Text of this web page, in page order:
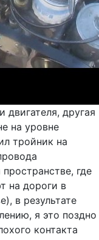
двигателя, другая
на уровне
тройник на
где
на дороги в
в результате
я это поздно
контакта